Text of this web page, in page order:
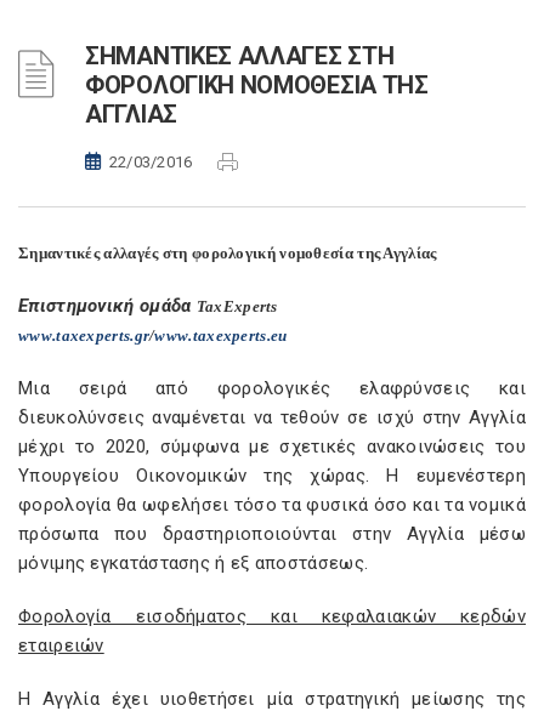
ΣΗΜΑΝΤΙΚΕΣ ΑΛΛΑΓΕΣ ΣΤΗ
ΦΟΡΟΛΟΓΙΚΗ ΝΟΜΟΘΕΣΙΑ ΤΗΣ
ΑΓΓΛΙΑΣ
22/03/2016
Σημαντικέςαλλαγές στη φορολογική νομοθεσία της Αγγλίας
Επιστημονική ομάδα TaxExperts
www.taxexperts.gr/www.taxexperts.eu
Μια σειρά από φορολογικές ελαφρύνσεις και
διευκολύνσεις αναμένεται να τεθούν σε ισχύ στην Αγγλία
μέχρι το 2020, σύμφωνα με σχετικές ανακοινώσεις του
Υπουργείου Οικονομικών της χώρας. Η ευμενέστερη
φορολογία θα ωφελήσει τόσο τα φυσικά όσο και τα νομικά
πρόσωπα που δραστηριοποιούνται στην Αγγλία μέσω
μόνιμης εγκατάστασης ή εξ αποστάσεως.
Φορολογία εισοδήματος και κεφαλαιακών κερδών
εταιρειών
Η Αγγλία έχει υιοθετήσει μία στρατηγική μείωσης της